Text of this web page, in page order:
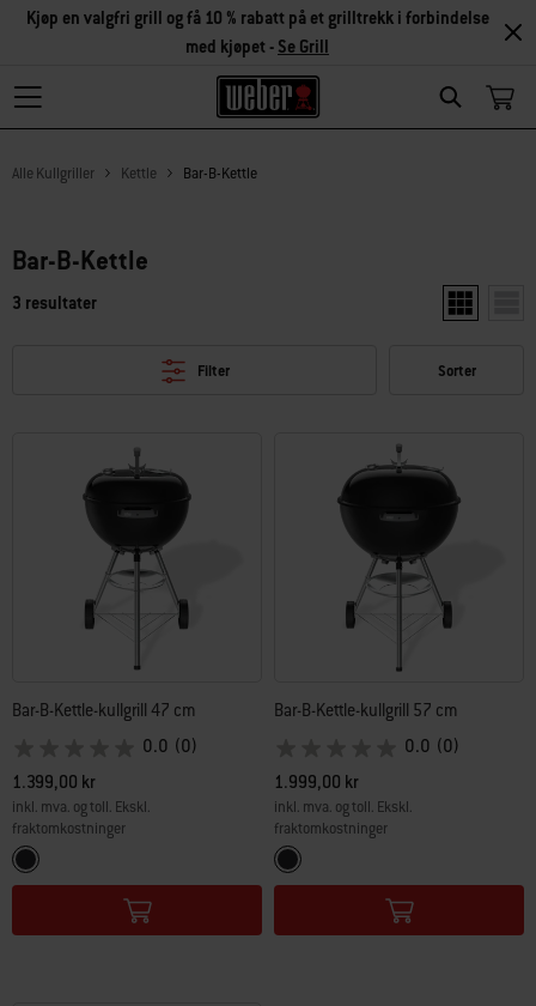
Search
Kjøp en valgfri grill og få 10 % rabatt på et grilltrekk i forbindelse
med kjøpet - Se Grill
Alle Kullgriller Kettle Bar-B-Kettle
Bar-B-Kettle
3 resultater Vis to
Filter Sorter
Bar-B-Kettle-kullgrill 47 cm
0.0 (0)
1.399,00 kr
inkl. mva. og toll. Ekskl.
fraktomkostninger
Color Options
Svart
Bar-B-Kettle-kullgrill 57 cm
0.0 (0)
1.999,00 kr
inkl. mva. og toll. Ekskl.
fraktomkostninger
Color Options
Svart